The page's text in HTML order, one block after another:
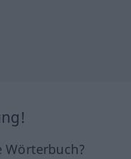
Wörterbuch?